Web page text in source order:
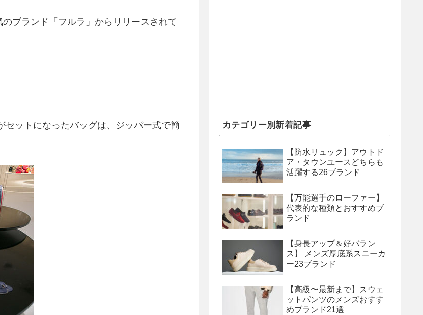
ブランド「フルラ」からリリースされて
ットになったバッグは、ジッパー式で簡
カテゴリー別新着記事
【防水リュック】アウトド
ア・タウンユースどちらも
活躍する26ブランド
【万能選手のローファー】
代表的な種類とおすすめブ
ランド
【身長アップ＆好バラン
ス】 メンズ厚底系スニーカ
ー23ブランド
【高級〜最新まで】スウェ
ットパンツのメンズおすす
めブランド21選